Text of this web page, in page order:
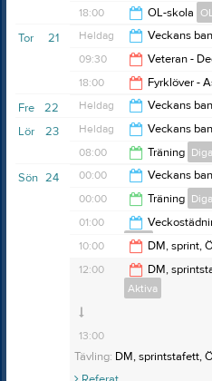
18:00
OL-skola
19:15
21
Tor Heldag Veckans
09:30
Veteran -
10:30
18:00 Fyrklöver -
19:00
22
Fre Heldag Veckans
23
Lör Heldag Veckans
08:00
Träning Diga
00:00
24
Sön 00:00 Veckans
23:00
Anteckning: 4
00:00 Träning Diga
15:00
Digerberget
Övrig platsinfo:Klubbstugan
Anteckning:
01:00
Diga
23:00
Anteckning:Städmaterial
och papper - hittas i
golvstädning,
10:00 DM, sprint,
Tävling:
Referat
12:00
DM,
Aktiva
13:00
Tävling: DM, sprintstafett,